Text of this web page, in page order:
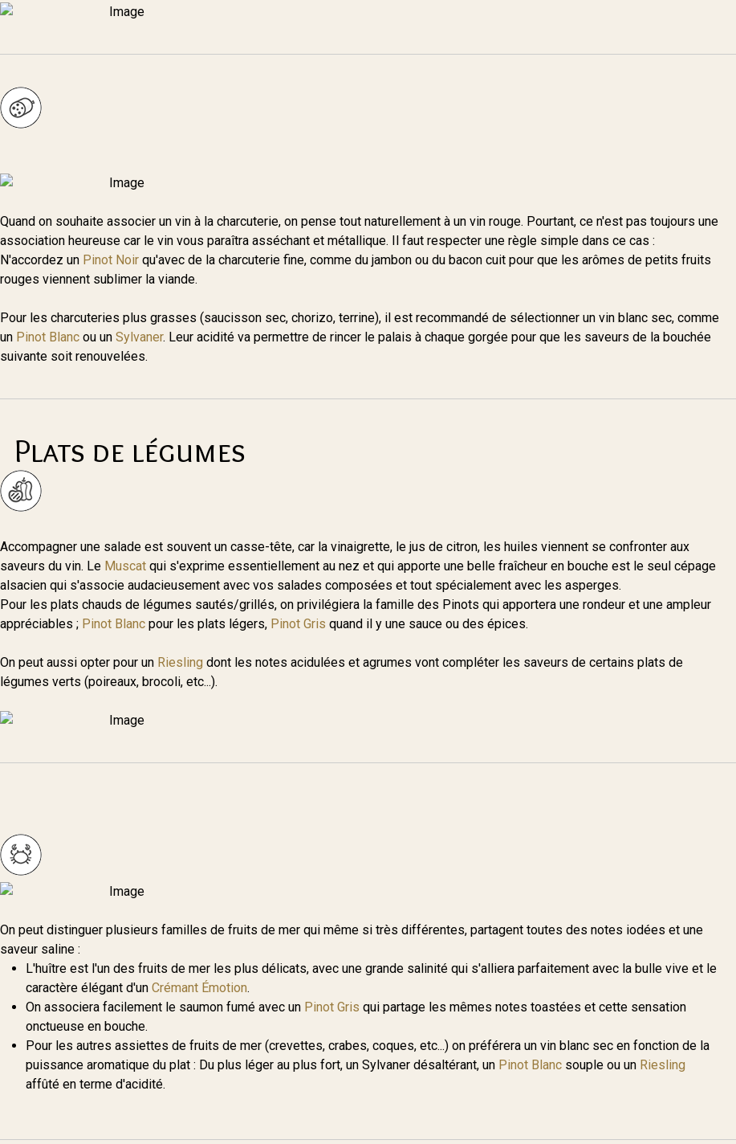
Quand on souhaite associer un vin à la charcuterie, on pense tout naturellement à un vin rouge. Pourtant, ce n'est pas toujours une
association heureuse car le vin vous paraîtra asséchant et métallique. Il faut respecter une règle simple dans ce cas :
N'accordez un Pinot Noir qu'avec de la charcuterie fine, comme du jambon ou du bacon cuit pour que les arômes de petits fruits
rouges viennent sublimer la viande.
Pour les charcuteries plus grasses (saucisson sec, chorizo, terrine), il est recommandé de sélectionner un vin blanc sec, comme
un Pinot Blanc ou un Sylvaner. Leur acidité va permettre de rincer le palais à chaque gorgée pour que les saveurs de la bouchée
suivante soit renouvelées.
Plats de légumes
Accompagner une salade est souvent un casse-tête, car la vinaigrette, le jus de citron, les huiles viennent se confronter aux
saveurs du vin. Le Muscat qui s'exprime essentiellement au nez et qui apporte une belle fraîcheur en bouche est le seul cépage
alsacien qui s'associe audacieusement avec vos salades composées et tout spécialement avec les asperges.
Pour les plats chauds de légumes sautés/grillés, on privilégiera la famille des Pinots qui apportera une rondeur et une ampleur
appréciables ; Pinot Blanc pour les plats légers, Pinot Gris quand il y une sauce ou des épices.
On peut aussi opter pour un Riesling dont les notes acidulées et agrumes vont compléter les saveurs de certains plats de
légumes verts (poireaux, brocoli, etc...).
On peut distinguer plusieurs familles de fruits de mer qui même si très différentes, partagent toutes des notes iodées et une
saveur saline :
L'huître est l'un des fruits de mer les plus délicats, avec une grande salinité qui s'alliera parfaitement avec la bulle vive et le
caractère élégant d'un Crémant Émotion.
On associera facilement le saumon fumé avec un Pinot Gris qui partage les mêmes notes toastées et cette sensation
onctueuse en bouche.
Pour les autres assiettes de fruits de mer (crevettes, crabes, coques, etc...) on préférera un vin blanc sec en fonction de la
puissance aromatique du plat : Du plus léger au plus fort, un Sylvaner désaltérant, un Pinot Blanc souple ou un Riesling
affûté en terme d'acidité.